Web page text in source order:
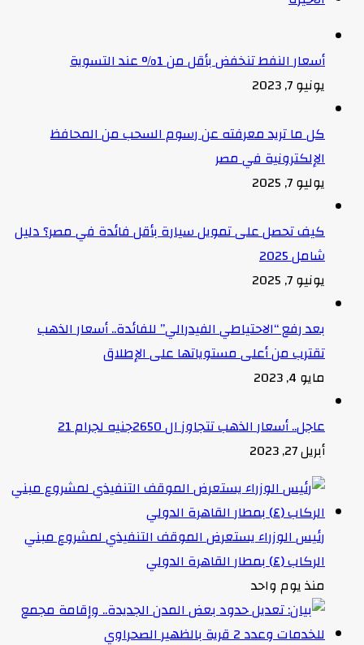
أسعار النفط تنخفض بأقل من 1% عند التسوية
يونيو 7, 2023
كل ما تريد معرفته عن رسوم السحب من المحافظ
الإلكترونية في مصر
يوليو 7, 2025
كيف تحصل على تمويل سيارة بأقل فائدة في مصر؟ دليل
شامل 2025
يونيو 7, 2025
بعد رفع “الاحتياطي الفيدرالي” للفائدة.. أسعار الذهب
تقترب من أعلى مستوياتها على الإطلاق
مايو 4, 2023
عاجل.. أسعار الذهب تتجاوز ال 2650جنيه لجرام 21
أبريل 27, 2023
رئيس الوزراء يستعرض الموقف التنفيذي لمشروع مبني
الركاب (٤) بمطار القاهرة الدولي
منذ يوم واحد